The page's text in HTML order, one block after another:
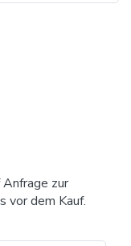
zur
vor dem Kauf.